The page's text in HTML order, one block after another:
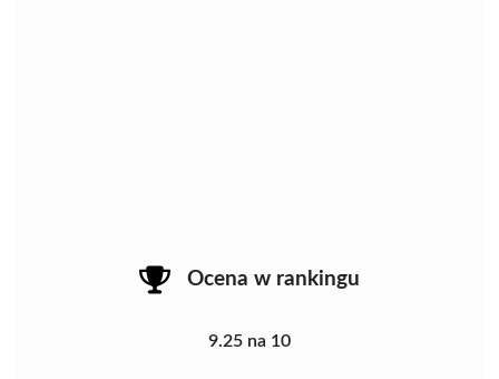
Ocena w rankingu
9.25 na 10